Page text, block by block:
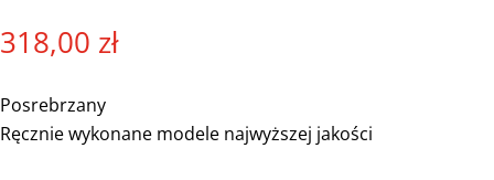
318,00 zł
Posrebrzany
Ręcznie wykonane modele najwyższej jakości